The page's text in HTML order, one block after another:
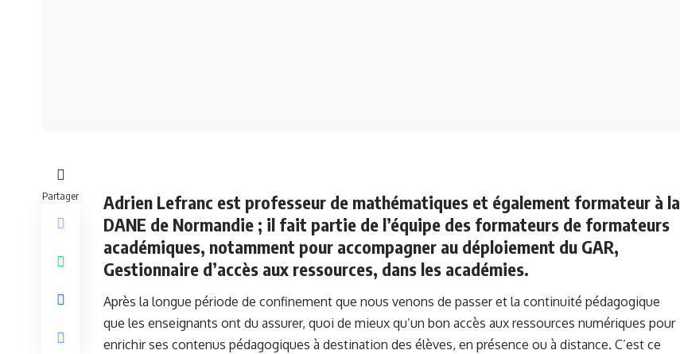
Partager
Adrien Lefranc est professeur de mathématiques et également formateur à la
DANE de Normandie ; il fait partie de l’équipe des formateurs de formateurs
académiques, notamment pour accompagner au déploiement du GAR,
Gestionnaire d’accès aux ressources, dans les académies.
Après la longue période de confinement que nous venons de passer et la continuité pédagogique
que les enseignants ont du assurer, quoi de mieux qu’un bon accès aux ressources numériques pour
enrichir ses contenus pédagogiques à destination des élèves, en présence ou à distance. C’est ce